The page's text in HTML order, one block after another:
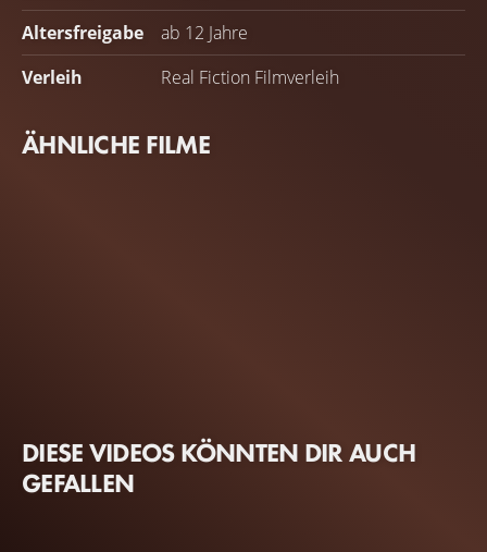
Altersfreigabe
ab 12 Jahre
Verleih
Real Fiction Filmverleih
ÄHNLICHE FILME
DIESE VIDEOS KÖNNTEN DIR AUCH
GEFALLEN